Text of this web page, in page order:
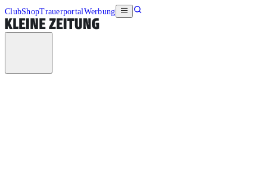
ClubShopTrauerportalWerbung